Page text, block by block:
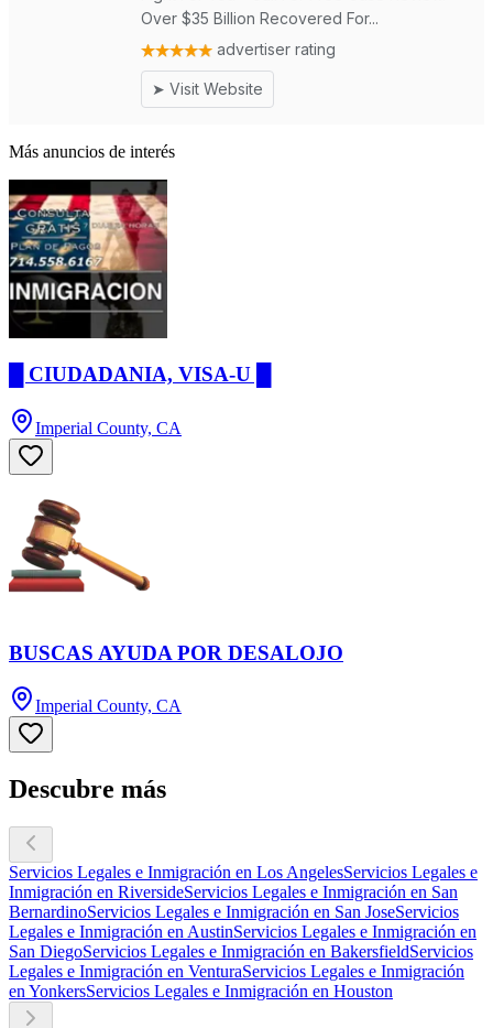
Más anuncios de interés
█ CIUDADANIA, VISA-U █
Imperial County, CA
BUSCAS AYUDA POR DESALOJO
Imperial County, CA
Descubre más
Servicios Legales e Inmigración en Los AngelesServicios Legales e
Inmigración en RiversideServicios Legales e Inmigración en San
BernardinoServicios Legales e Inmigración en San JoseServicios
Legales e Inmigración en AustinServicios Legales e Inmigración en
San DiegoServicios Legales e Inmigración en BakersfieldServicios
Legales e Inmigración en VenturaServicios Legales e Inmigración
en YonkersServicios Legales e Inmigración en Houston